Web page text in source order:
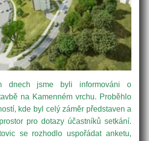
dnech jsme byli informováni o
na Kamenném vrchu. Proběhlo
kde byl celý záměr představen a
pro dotazy účastníků setkání.
se rozhodlo uspořádat anketu,